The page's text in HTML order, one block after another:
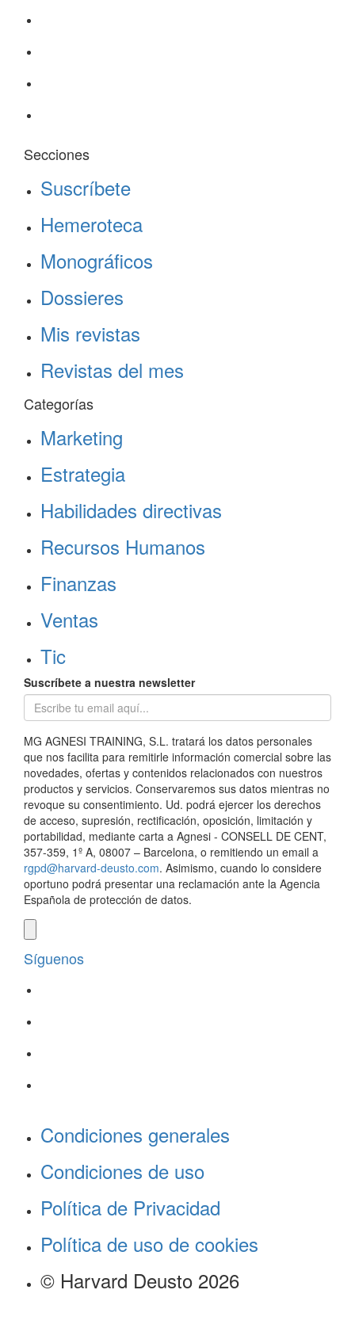
Secciones
Suscríbete
Hemeroteca
Monográficos
Dossieres
Mis revistas
Revistas del mes
Categorías
Marketing
Estrategia
Habilidades directivas
Recursos Humanos
Finanzas
Ventas
Tic
Suscríbete a nuestra newsletter
MG AGNESI TRAINING, S.L. tratará los datos personales
que nos facilita para remitirle información comercial sobre las
novedades, ofertas y contenidos relacionados con nuestros
productos y servicios. Conservaremos sus datos mientras no
revoque su consentimiento. Ud. podrá ejercer los derechos
de acceso, supresión, rectificación, oposición, limitación y
portabilidad, mediante carta a Agnesi - CONSELL DE CENT,
357-359, 1º A, 08007 – Barcelona, o remitiendo un email a
rgpd@harvard-deusto.com. Asimismo, cuando lo considere
oportuno podrá presentar una reclamación ante la Agencia
Española de protección de datos.
Síguenos
Condiciones generales
Condiciones de uso
Política de Privacidad
Política de uso de cookies
© Harvard Deusto 2026